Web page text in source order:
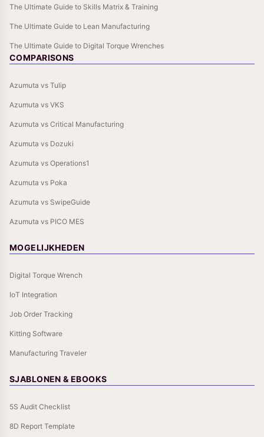
The Ultimate Guide to Skills Matrix & Training
The Ultimate Guide to Lean Manufacturing
The Ultimate Guide to Digital Torque Wrenches
COMPARISONS
Azumuta vs Tulip
Azumuta vs VKS
Azumuta vs Critical Manufacturing
Azumuta vs Dozuki
Azumuta vs Operations1
Azumuta vs Poka
Azumuta vs SwipeGuide
Azumuta vs PICO MES
MOGELIJKHEDEN
Digital Torque Wrench
IoT Integration
Job Order Tracking
Kitting Software
Manufacturing Traveler
SJABLONEN & EBOOKS
5S Audit Checklist
8D Report Template